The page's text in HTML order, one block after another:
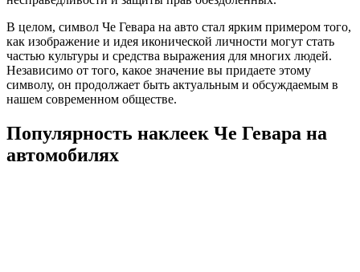
В целом, символ Че Гевара на авто стал ярким примером того,
как изображение и идея иконической личности могут стать
частью культуры и средства выражения для многих людей.
Независимо от того, какое значение вы придаете этому
символу, он продолжает быть актуальным и обсуждаемым в
нашем современном обществе.
Популярность наклеек Че Гевара на
автомобилях